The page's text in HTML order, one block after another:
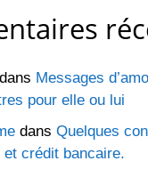
dans Messages
pour elle ou lui
dansQuelques
et crédit bancaire.